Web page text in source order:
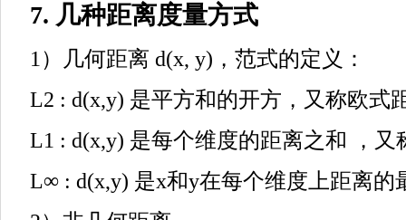
7. 几种距离度量方式
1）几何距离 d(x, y)，范式的定义：
L2 : d(x,y) 是平方和的开方，又称欧式
L1 : d(x,y) 是每个维度的距离之和 ，又
L∞ : d(x,y) 是x和y在每个维度上距离的